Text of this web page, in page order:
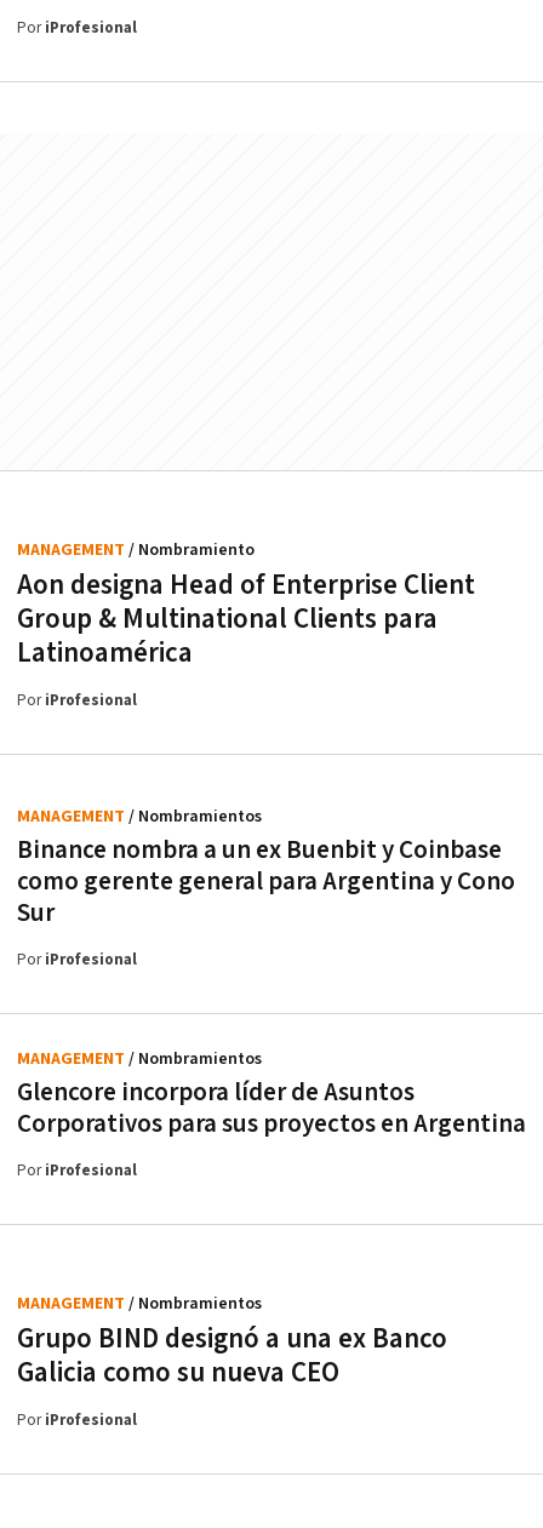
PoriProfesional
Aon designa Head of Enterprise Client
Group & Multinational Clients para
Latinoamérica
MANAGEMENT / Nombramiento
PoriProfesional
Binance nombra a un ex Buenbit y Coinbase
como gerente general para Argentina y Cono
Sur
MANAGEMENT / Nombramientos
PoriProfesional
Glencore incorpora líder de Asuntos
Corporativos para sus proyectos en Argentina
MANAGEMENT / Nombramientos
PoriProfesional
Grupo BIND designó a una ex Banco
Galicia como su nueva CEO
MANAGEMENT / Nombramientos
PoriProfesional